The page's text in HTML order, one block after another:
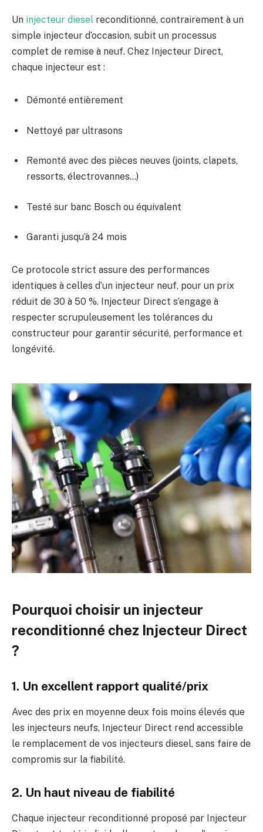
Un injecteur diesel reconditionné, contrairement à un
simple injecteur d’occasion, subit un processus
complet de remise à neuf. Chez Injecteur Direct,
chaque injecteur est :
Démonté entièrement
Nettoyé par ultrasons
Remonté avec des pièces neuves (joints, clapets,
ressorts, électrovannes…)
Testé sur banc Bosch ou équivalent
Garanti jusqu’à 24 mois
Ce protocole strict assure des performances
identiques à celles d’un injecteur neuf, pour un prix
réduit de 30 à 50 %. Injecteur Direct s’engage à
respecter scrupuleusement les tolérances du
constructeur pour garantir sécurité, performance et
longévité.
Pourquoi choisir un injecteur
reconditionné chez Injecteur Direct
?
1. Un excellent rapport qualité/prix
Avec des prix en moyenne deux fois moins élevés que
les injecteurs neufs, Injecteur Direct rend accessible
le remplacement de vos injecteurs diesel, sans faire de
compromis sur la fiabilité.
2. Un haut niveau de fiabilité
Chaque injecteur reconditionné proposé par Injecteur